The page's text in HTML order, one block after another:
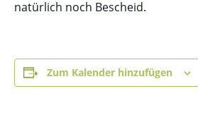
natürlich noch Bescheid.
Zum Kalender hinzufügen